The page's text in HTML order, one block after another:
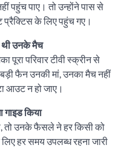
पहुंच पाए। तो उन्होंने पास से
के लिए पहुंच गए।
थी उनके मैच
पूरा परिवार टीवी स्क्रीन से
फैन उनकी मां, उनका मैच नहीं
आउट न हो जाए।
गाइड किया
तो उनके फैसले ने हर किसी को
हर समय उपलब्ध रहना जारी